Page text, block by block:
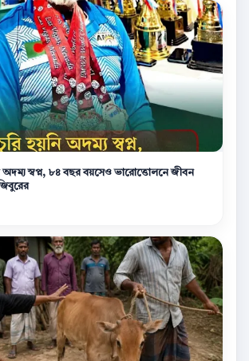
অদম্য স্বপ্ন, ৮৪ বছর বয়সেও ভারোত্তোলনে জীবন